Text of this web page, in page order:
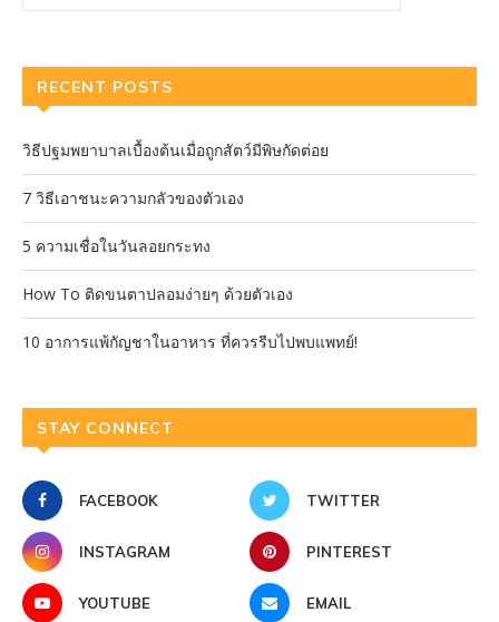
RECENT POSTS
วิธีปฐมพยาบาลเบื้องต้นเมื่อถูกสัตว์มีพิษกัดต่อย
7 วิธีเอาชนะความกลัวของตัวเอง
5 ความเชื่อในวันลอยกระทง
How To ติดขนตาปลอมง่ายๆ ด้วยตัวเอง
10 อาการแพ้กัญชาในอาหาร ที่ควรรีบไปพบแพทย์!
STAY CONNECT
FACEBOOK TWITTER
INSTAGRAM PINTEREST
YOUTUBE EMAIL